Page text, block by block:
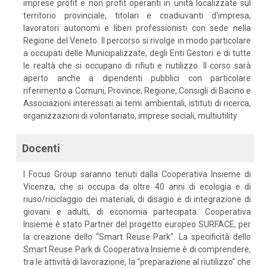
imprese profit e non profit operanti in unità localizzate sul
territorio provinciale, titolari e coadiuvanti d'impresa,
lavoratori autonomi e liberi professionisti con sede nella
Regione del Veneto. Il percorso si rivolge in modo particolare
a occupati delle Municipalizzate, degli Enti Gestori e di tutte
le realtà che si occupano di rifiuti e riutilizzo. Il corso sarà
aperto anche a dipendenti pubblici con particolare
riferimento a Comuni, Province, Regione, Consigli di Bacino e
Associazioni interessati ai temi ambientali, istituti di ricerca,
organizzazioni di volontariato, imprese sociali, multiutility
Docenti
I Focus Group saranno tenuti dalla Cooperativa Insieme di
Vicenza, che si occupa da oltre 40 anni di ecologia e di
riuso/riciclaggio dei materiali, di disagio e di integrazione di
giovani e adulti, di economia partecipata. Cooperativa
Insieme è stato Partner del progetto europeo SURFACE, per
la creazione dello “Smart Reuse Park”. La specificità dello
Smart Reuse Park di Cooperativa Insieme è di comprendere,
tra le attività di lavorazione, la “preparazione al riutilizzo” che